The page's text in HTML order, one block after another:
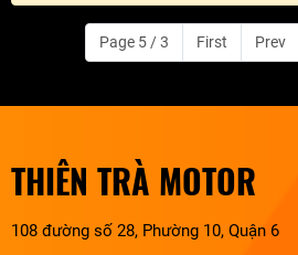
Page 5 / 3 First Prev
THIÊN TRÀ MOTOR
108 đường số 28, Phường 10, Quận 6